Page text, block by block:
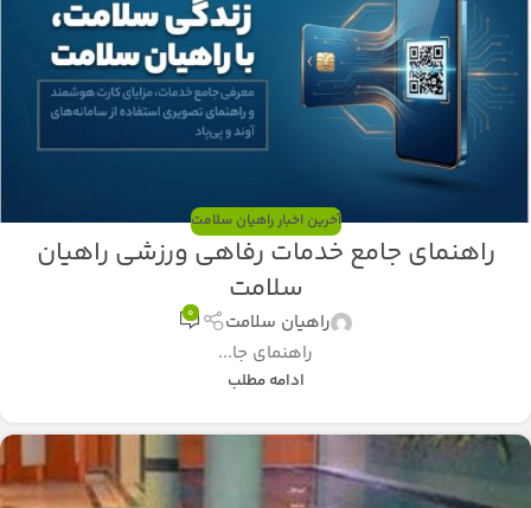
آخرین اخبار راهیان سلامت
راهنمای جامع خدمات رفاهی ورزشی راهیان
سلامت
راهیان سلامت 0
راهنمای جا...
ادامه مطلب